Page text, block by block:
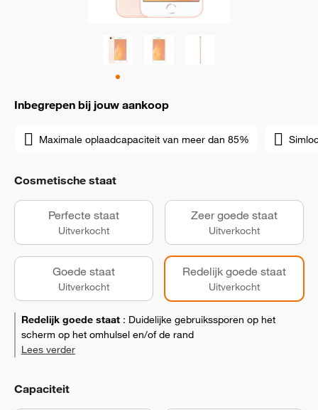
Inbegrepen bij jouw aankoop
Maximale oplaadcapaciteit van meer dan 85%
Cosmetische staat
Perfecte staat
Uitverkocht
Zeer goede staat
Uitverkocht
Goede staat
Uitverkocht
Redelijk goede staat
Uitverkocht
Redelijk goede staat : Duidelijke gebruikssporen op het
scherm op het omhulsel en/of de rand
Lees verder
Capaciteit